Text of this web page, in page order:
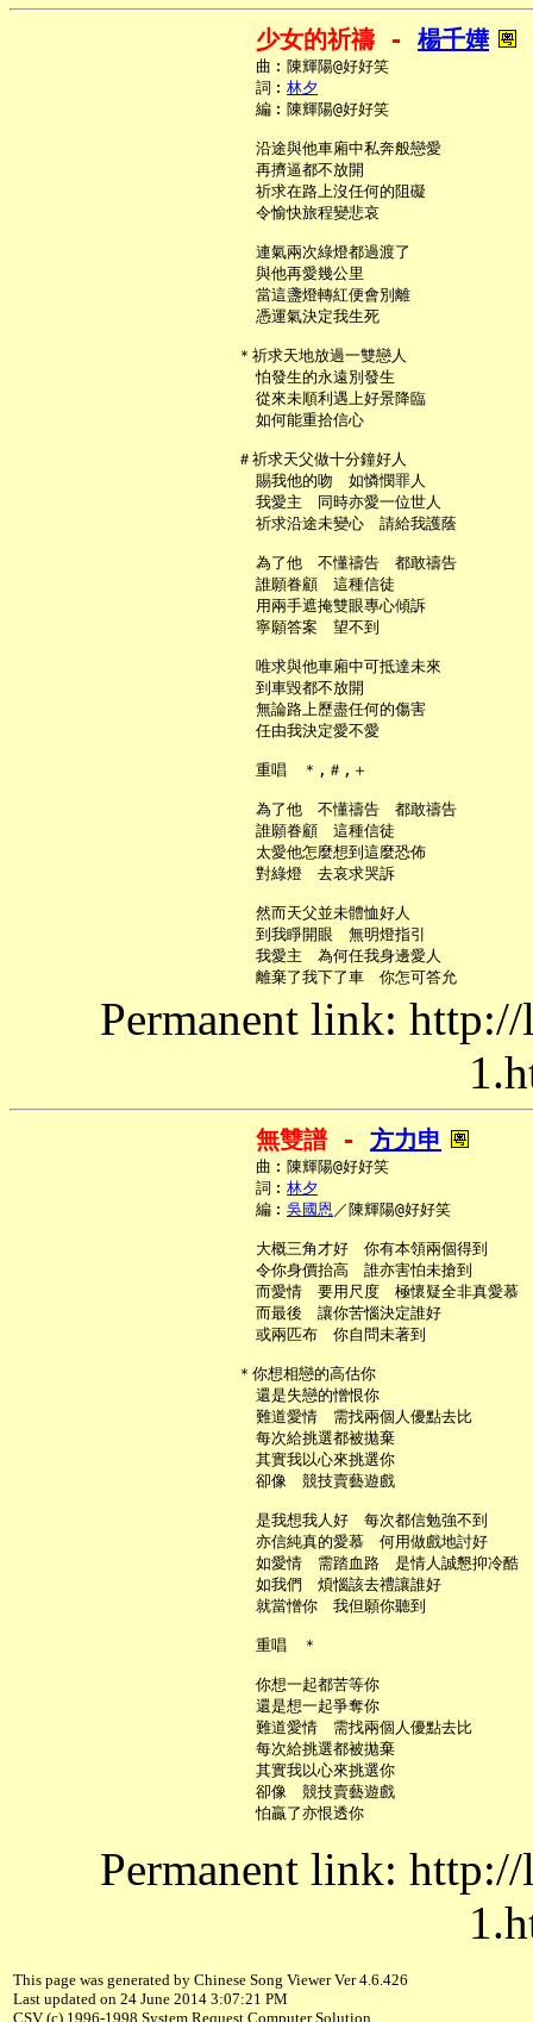
少女的祈禱 - 楊千嬅
     曲︰陳輝陽@好好笑
     詞︰
林夕
     編︰陳輝陽@好好笑
     沿途與他車廂中私奔般戀愛
     再擠逼都不放開
     祈求在路上沒任何的阻礙
     令愉快旅程變悲哀
     連氣兩次綠燈都過渡了
     與他再愛幾公里
     當這盞燈轉紅便會別離
     憑運氣決定我生死
   ＊祈求天地放過一雙戀人
     怕發生的永遠別發生
     從來未順利遇上好景降臨
     如何能重拾信心
   ＃祈求天父做十分鐘好人
     賜我他的吻　如憐憫罪人
     我愛主　同時亦愛一位世人
     祈求沿途未變心　請給我護蔭
     為了他　不懂禱告　都敢禱告
     誰願眷顧　這種信徒
     用兩手遮掩雙眼專心傾訴
     寧願答案　望不到
     唯求與他車廂中可抵達未來
     到車毀都不放開
     無論路上歷盡任何的傷害
     任由我決定愛不愛
     重唱　＊,＃,＋
     為了他　不懂禱告　都敢禱告
     誰願眷顧　這種信徒
     太愛他怎麼想到這麼恐佈
     對綠燈　去哀求哭訴
     然而天父並未體恤好人
     到我睜開眼　無明燈指引
     我愛主　為何任我身邊愛人
Permanent link:
無雙譜 - 方力申
     曲︰陳輝陽@好好笑
     詞︰
林夕
     編︰
吳國恩 ／陳輝陽@好好笑
     大概三角才好　你有本領兩個得到
     令你身價抬高　誰亦害怕未搶到
     而愛情　要用尺度　極懷疑全非真愛慕
     而最後　讓你苦惱決定誰好
     或兩匹布　你自問未著到
   ＊你想相戀的高估你
     還是失戀的憎恨你
     難道愛情　需找兩個人優點去比
     每次給挑選都被拋棄
     其實我以心來挑選你
     卻像　競技賣藝遊戲
     是我想我人好　每次都信勉強不到
     亦信純真的愛慕　何用做戲地討好
     如愛情　需踏血路　是情人誠懇抑冷酷
     如我們　煩惱該去禮讓誰好
     就當憎你　我但願你聽到
     重唱　＊
     你想一起都苦等你
     還是想一起爭奪你
     難道愛情　需找兩個人優點去比
     每次給挑選都被拋棄
     其實我以心來挑選你
     卻像　競技賣藝遊戲
Permanent link:
This page was generated by Chinese Song Viewer Ver 4.6.426
Last updated on 24 June 2014 3:07:21 PM
CSV (c) 1996-1998 System Request Computer Solution